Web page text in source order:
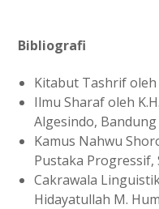
Bibliografi
Kitabut Tashrif
Ilmu Sharaf oleh
Algesindo, Bandung
Kamus Nahwu
Pustaka Progressif,
Cakrawala
Hidayatullah M.